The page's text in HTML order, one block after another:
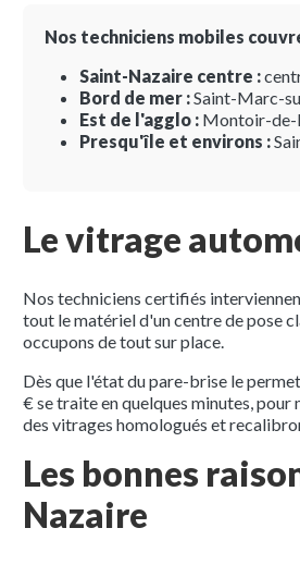
Nos techniciens mobiles
Saint-Nazaire centre :
Bord de mer :Saint-Marc-
Est de l'agglo : Montoir-de-
Presqu'île et environs :
Le vitrage
Nos techniciens certifiés
tout le matériel d'un centre de pose
occupons de tout sur place.
Dès que l'état du pare-brise le
€ se traite en quelques minutes,
des vitrages homologués et
Les bonnes
Nazaire